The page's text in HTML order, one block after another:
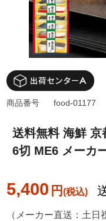
送料無料 海鮮 京
6切 ME6 メーカ
5,400 円
商品番号 food-01177
（メーカー直送：土日